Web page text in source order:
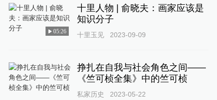
05:26
十里人物 | 俞晓夫：画家应该是
知识分子
十里玉见 2023-09-09
挣扎在自我与社会角色之间——
《竺可桢全集》中的竺可桢
私家历史 2023-05-22